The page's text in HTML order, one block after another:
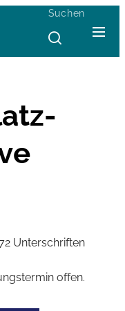
Suchen
Unterschriften
offen.